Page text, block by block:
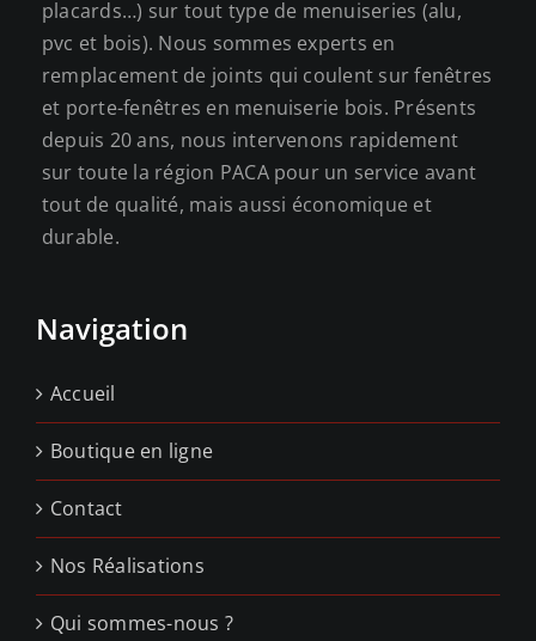
placards…) sur tout type de menuiseries (alu,
pvc et bois). Nous sommes experts en
remplacement de joints qui coulent sur fenêtres
et porte-fenêtres en menuiserie bois. Présents
depuis 20 ans, nous intervenons rapidement
sur toute la région PACA pour un service avant
tout de qualité, mais aussi économique et
durable.
Navigation
Accueil
Boutique en ligne
Contact
Nos Réalisations
Qui sommes-nous ?